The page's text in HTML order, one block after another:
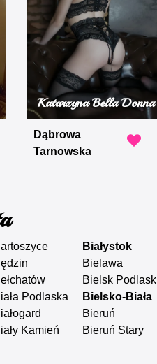
Katarzyna Bella Donna
Dąbrowa
Tarnowska
Podlaska
Kamień
Białystok
Bielawa
Bielsk
Bielsko-Biała
Bieruń
Bieruń Stary